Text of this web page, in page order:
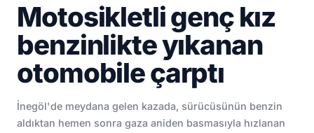
Motosikletli genç kız
benzinlikte yıkanan
otomobile çarptı
İnegöl'de meydana gelen kazada, sürücüsünün benzin
aldıktan hemen sonra gaza aniden basmasıyla hızlanan